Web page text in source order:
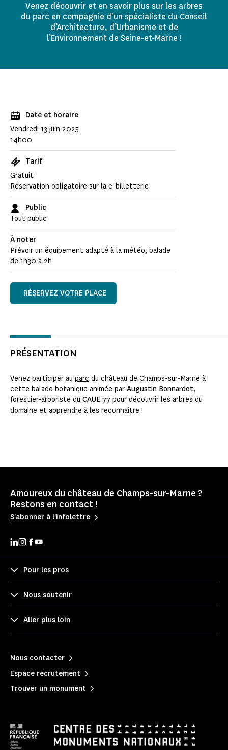
Venez découvrir et en savoir plus sur les arbres
du parc en compagnie d'un spécialiste du Conseil
d’Architecture, d’Urbanisme et de
l’Environnement de Seine-et-Marne !
Date et horaire
Vendredi 13 juin 2025
14h00
Tarif
Gratuit
Réservation obligatoire sur la e-billetterie
Public
Tout public
À noter
Prévoir un équipement adapté à la météo, balade
de 1h30 à 2h
RÉSERVEZ VOTRE PLACE
PRÉSENTATION
Venez participer au parc du château de Champs-sur-Marne à
cette balade botanique animée par Augustin Bonnardot,
forestier-arboriste du CAUE 77 pour découvrir les arbres du
domaine et apprendre à les reconnaître !
Amoureux du château de Champs-sur-Marne ?
Restons en contact !
S'abonner à l'infolettre
Pour les pros
Nous soutenir
Aller plus loin
Nous contacter
Espace recrutement
Trouver un monument